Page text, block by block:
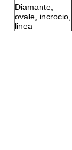
Diamante,
ovale, incrocio,
linea